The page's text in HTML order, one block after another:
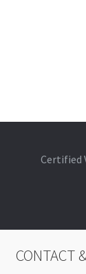
Certified
CONTACT